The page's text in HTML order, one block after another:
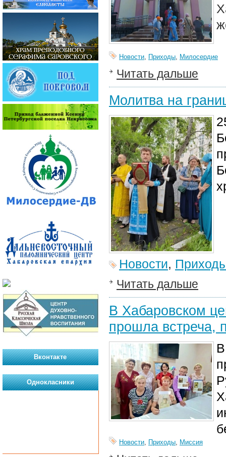
Новости, Приходы, Милосердие
Читать дальше
Молитва на
Новости,
Читать дальше
В Хабаровском
прошла встреча,
Новости, Приходы, Миссия
Вконтакте
Однокласники